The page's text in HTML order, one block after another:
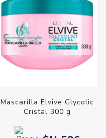
Mascarilla Elvive Glycolic
Cristal 300 g